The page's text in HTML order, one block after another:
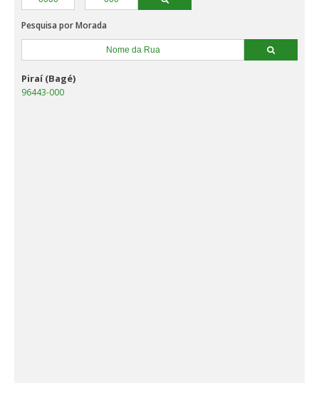
Pesquisa por Morada
Piraí (Bagé)
96443-000